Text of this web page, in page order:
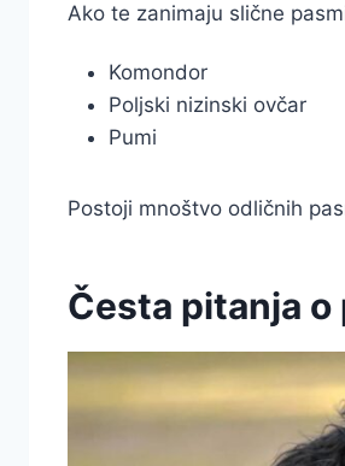
Ako te zanimaju slične
Komondor
Poljski nizinski ovčar
Pumi
Postoji mnoštvo odličnih
Česta pitanja o